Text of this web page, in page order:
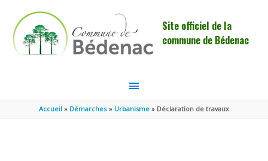
Site officiel de la
commune de Bédenac
MENU
PRINCIPAL
Accueil Démarches Urbanisme Déclaration de travaux